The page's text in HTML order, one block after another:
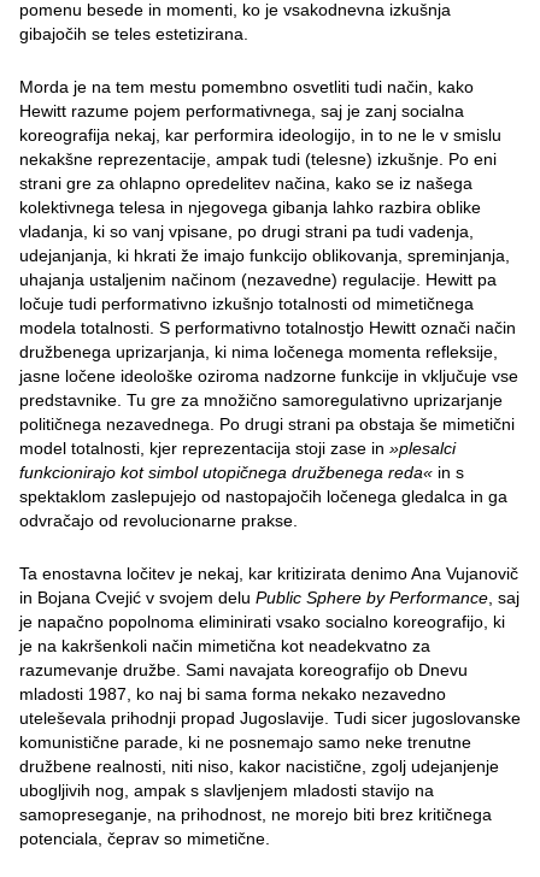
pomenu besede in momenti, ko je vsakodnevna izkušnja
gibajočih se teles estetizirana.
Morda je na tem mestu pomembno osvetliti tudi način, kako
Hewitt razume pojem performativnega, saj je zanj socialna
koreografija nekaj, kar performira ideologijo, in to ne le v smislu
nekakšne reprezentacije, ampak tudi (telesne) izkušnje. Po eni
strani gre za ohlapno opredelitev načina, kako se iz našega
kolektivnega telesa in njegovega gibanja lahko razbira oblike
vladanja, ki so vanj vpisane, po drugi strani pa tudi vadenja,
udejanjanja, ki hkrati že imajo funkcijo oblikovanja, spreminjanja,
uhajanja ustaljenim načinom (nezavedne) regulacije. Hewitt pa
ločuje tudi performativno izkušnjo totalnosti od mimetičnega
modela totalnosti. S performativno totalnostjo Hewitt označi način
družbenega uprizarjanja, ki nima ločenega momenta refleksije,
jasne ločene ideološke oziroma nadzorne funkcije in vključuje vse
predstavnike. Tu gre za množično samoregulativno uprizarjanje
političnega nezavednega. Po drugi strani pa obstaja še mimetični
model totalnosti, kjer reprezentacija stoji zase in »plesalci
funkcionirajo kot simbol utopičnega družbenega reda« in s
spektaklom zaslepujejo od nastopajočih ločenega gledalca in ga
odvračajo od revolucionarne prakse.
Ta enostavna ločitev je nekaj, kar kritizirata denimo Ana Vujanovič
in Bojana Cvejić v svojem delu Public Sphere by Performance , saj
je napačno popolnoma eliminirati vsako socialno koreografijo, ki
je na kakršenkoli način mimetična kot neadekvatno za
razumevanje družbe. Sami navajata koreografijo ob Dnevu
mladosti 1987, ko naj bi sama forma nekako nezavedno
uteleševala prihodnji propad Jugoslavije. Tudi sicer jugoslovanske
komunistične parade, ki ne posnemajo samo neke trenutne
družbene realnosti, niti niso, kakor nacistične, zgolj udejanjenje
ubogljivih nog, ampak s slavljenjem mladosti stavijo na
samopreseganje, na prihodnost, ne morejo biti brez kritičnega
potenciala, čeprav so mimetične.